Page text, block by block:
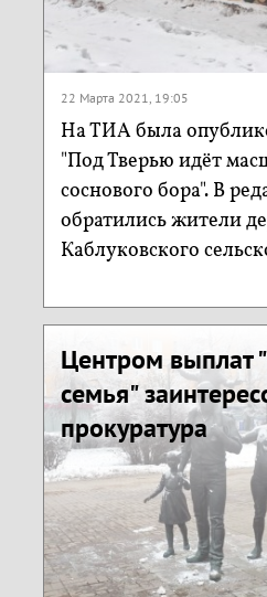
22 Марта 2021, 19:05
На ТИА была
"Под Тверью идёт
соснового бора". В
обратились жители
Каблуковского
Центром выплат
семья"
прокуратура